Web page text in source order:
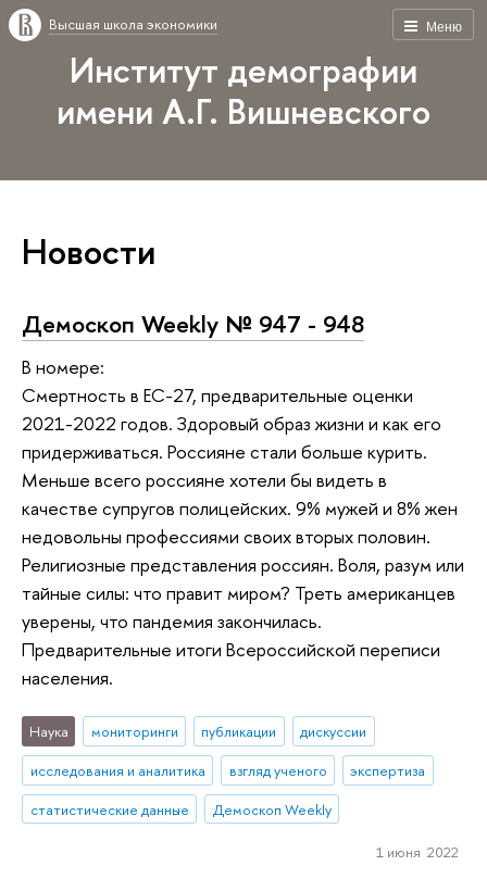
Меню
Высшая школа экономики
Институт демографии
имени А.Г. Вишневского
Новости
Демоскоп Weekly № 947 - 948
В номере:
Смертность в ЕС-27, предварительные оценки
2021-2022 годов. Здоровый образ жизни и как его
придерживаться. Россияне стали больше курить.
Меньше всего россияне хотели бы видеть в
качестве супругов полицейских. 9% мужей и 8% жен
недовольны профессиями своих вторых половин.
Религиозные представления россиян. Воля, разум или
тайные силы: что правит миром? Треть американцев
уверены, что пандемия закончилась.
Предварительные итоги Всероссийской переписи
населения.
Наука мониторинги публикации
дискуссии
исследования и аналитика
взгляд ученого
экспертиза
статистические данные
Демоскоп Weekly
1 июня 2022